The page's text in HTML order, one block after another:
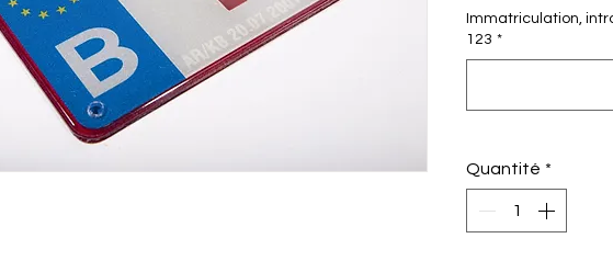
Immatriculation,
123 *
Quantité *